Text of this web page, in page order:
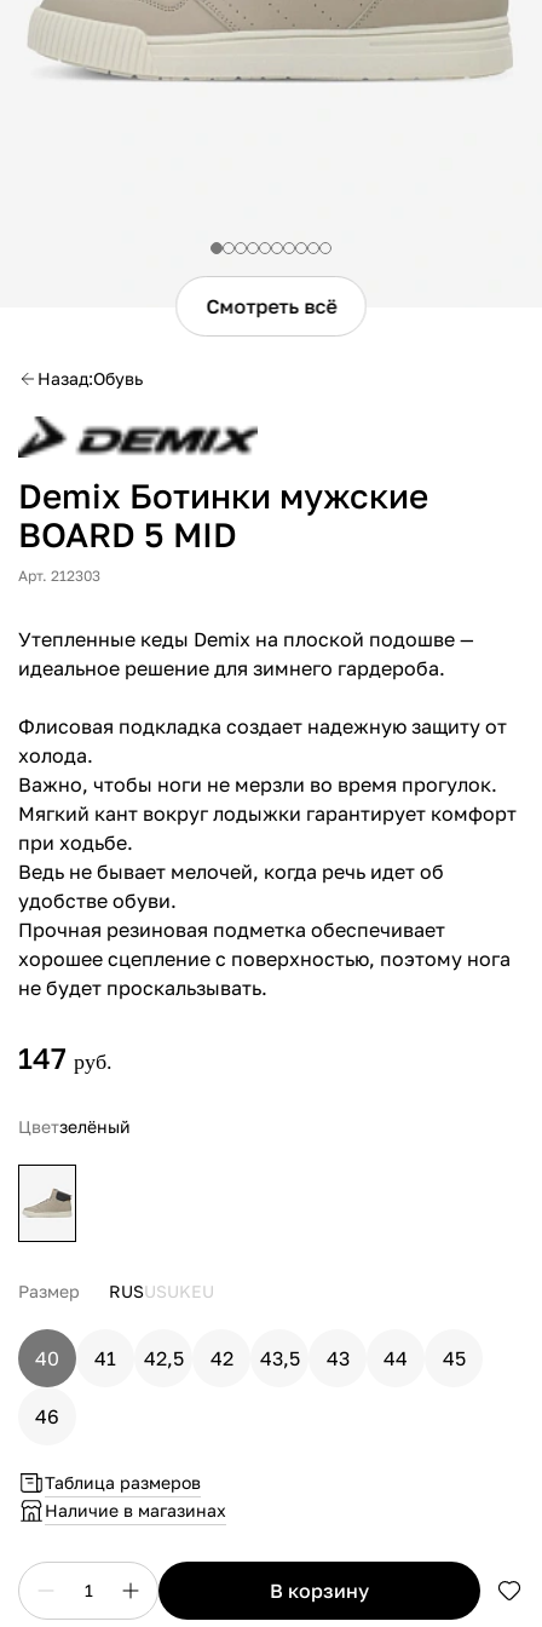
Смотреть всё
Назад Обувь
Demix Ботинки мужские
BOARD 5 MID
Арт. 212303
Утепленные кеды Demix на плоской подошве —
идеальное решение для зимнего гардероба.
Флисовая подкладка создает надежную защиту от
холода.
Важно, чтобы ноги не мерзли во время прогулок.
Мягкий кант вокруг лодыжки гарантирует комфорт
при ходьбе.
Ведь не бывает мелочей, когда речь идет об
удобстве обуви.
Прочная резиновая подметка обеспечивает
хорошее сцепление с поверхностью, поэтому нога
не будет проскальзывать.
147 руб.
Цветзелёный
Размер RUSUSUKEU
40 41 42,5 42 43,5 43 44 45
46
Таблица размеров
Наличие в магазинах
1 в корзину